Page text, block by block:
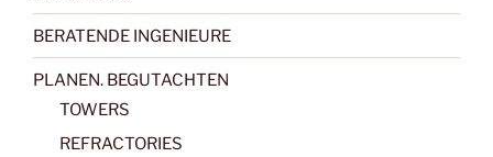
BERATENDE INGENIEURE
PLANEN. BEGUTACHTEN
TOWERS
REFRACTORIES